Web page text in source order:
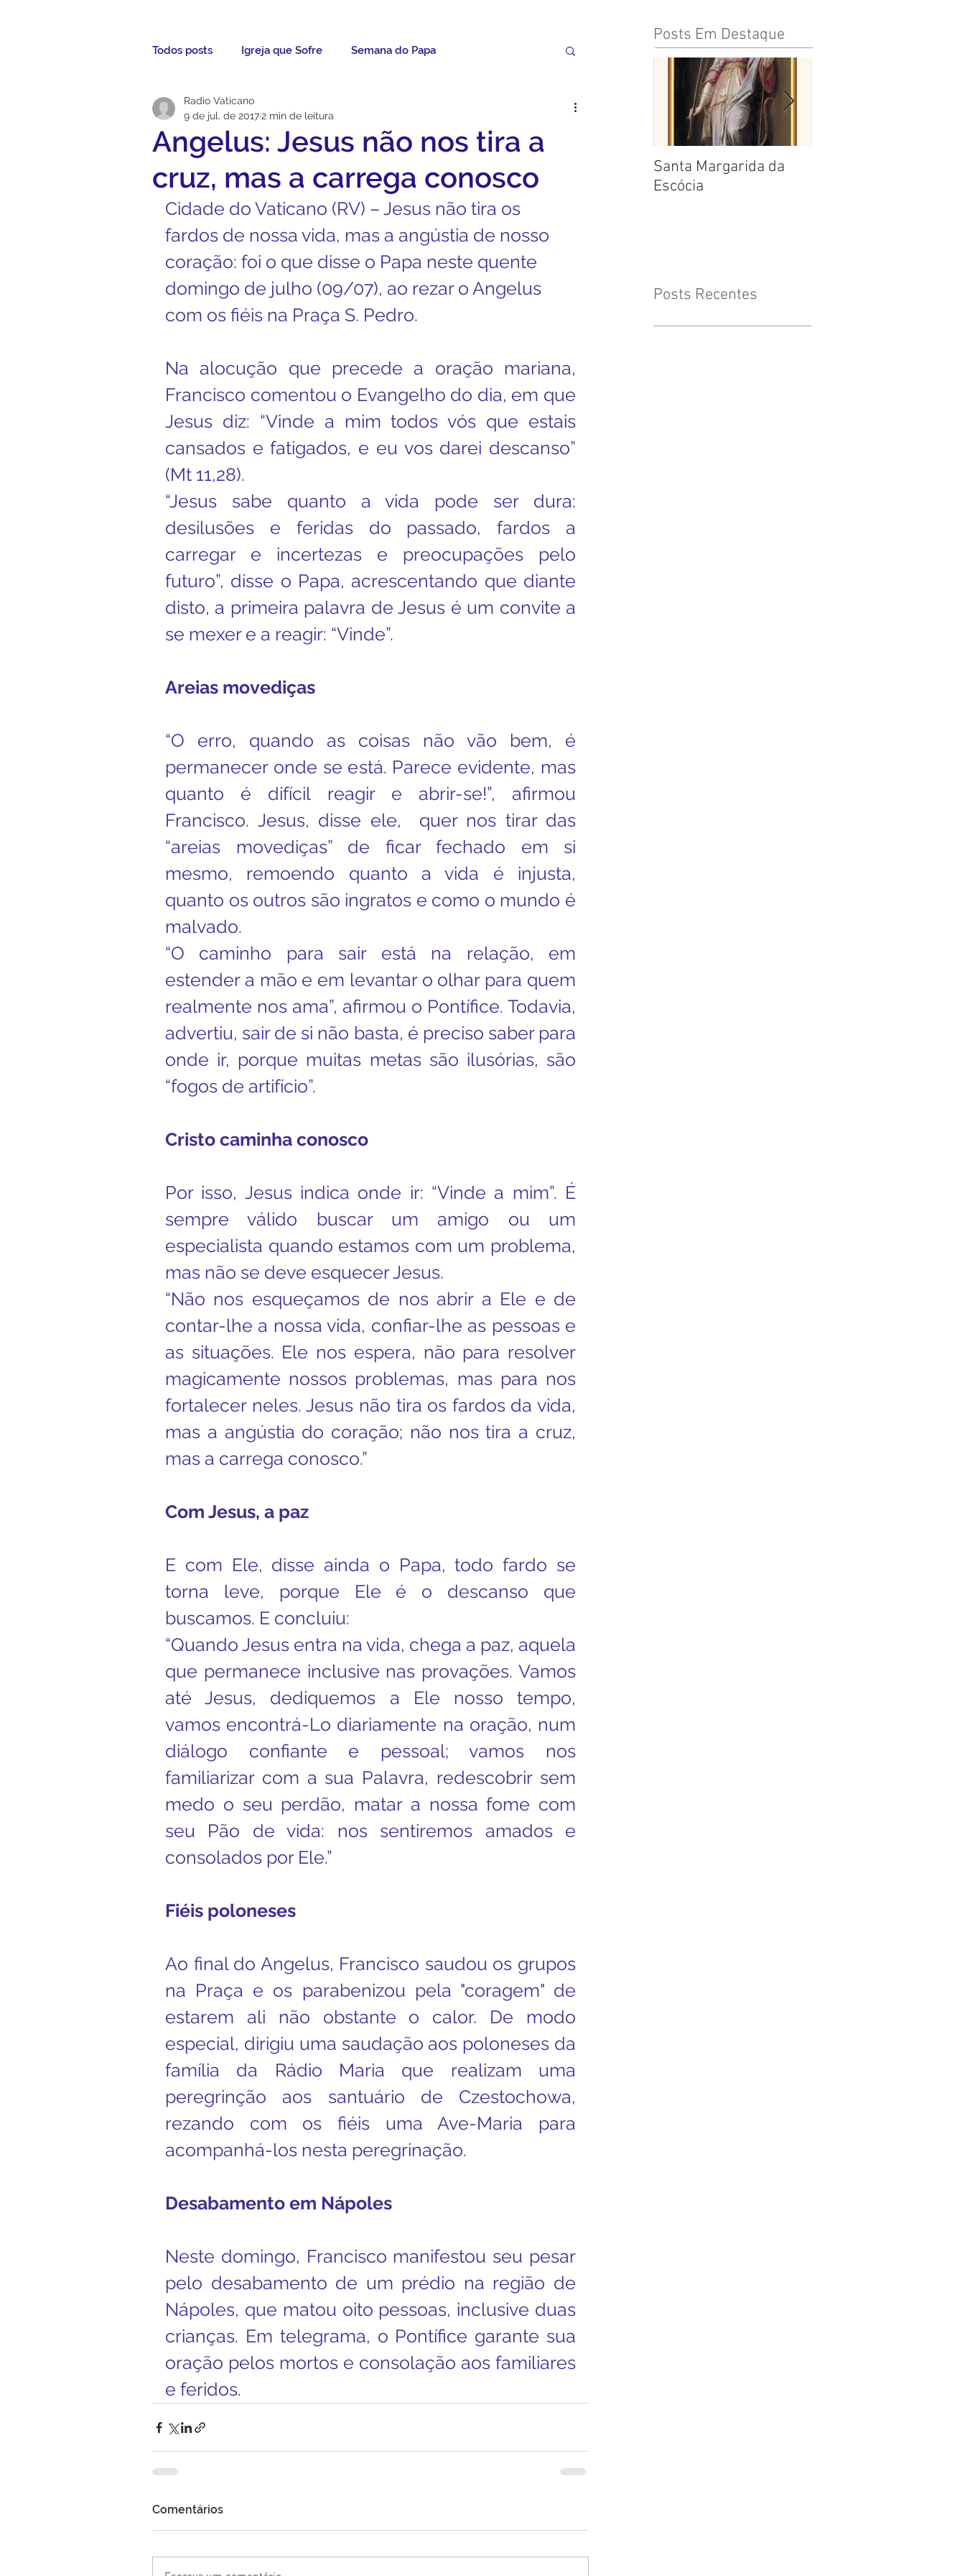
Todos posts Igreja que Sofre Semana do Papa
Mensagem da Semana
Evangelho Aconteceu Video do Papa Boletim
Confissão Padre Bruno Avisos 2 Crítica Cinema
Turismo Cifras Padre Godofredo Padre Mottinha
Interno Igreja Eventos
Angelus: Jesus não nos tira a
cruz, mas a carrega conosco
Radio Vaticano
9 de jul. de 20172 min de leitura
Cidade do Vaticano (RV) – Jesus não tira os
fardos de nossa vida, mas a angústia de nosso
coração: foi o que disse o Papa neste quente
domingo de julho (09/07), ao rezar o Angelus
com os fiéis na Praça S. Pedro.
Na alocução que precede a oração mariana,
Francisco comentou o Evangelho do dia, em que
Jesus diz: “Vinde a mim todos vós que estais
cansados e fatigados, e eu vos darei descanso”
(Mt 11,28).
“Jesus sabe quanto a vida pode ser dura:
desilusões e feridas do passado, fardos a
carregar e incertezas e preocupações pelo
futuro”, disse o Papa, acrescentando que diante
disto, a primeira palavra de Jesus é um convite a
se mexer e a reagir: “Vinde”.
Areias movediças
“O erro, quando as coisas não vão bem, é
permanecer onde se está. Parece evidente, mas
quanto é difícil reagir e abrir-se!”, afirmou
Francisco. Jesus, disse ele,  quer nos tirar das
“areias movediças” de ficar fechado em si
mesmo, remoendo quanto a vida é injusta,
quanto os outros são ingratos e como o mundo é
malvado.
“O caminho para sair está na relação, em
estender a mão e em levantar o olhar para quem
realmente nos ama”, afirmou o Pontífice. Todavia,
advertiu, sair de si não basta, é preciso saber para
onde ir, porque muitas metas são ilusórias, são
“fogos de artifício”.
Cristo caminha conosco
Por isso, Jesus indica onde ir: “Vinde a mim”. É
sempre válido buscar um amigo ou um
especialista quando estamos com um problema,
mas não se deve esquecer Jesus.
“Não nos esqueçamos de nos abrir a Ele e de
contar-lhe a nossa vida, confiar-lhe as pessoas e
as situações. Ele nos espera, não para resolver
magicamente nossos problemas, mas para nos
fortalecer neles. Jesus não tira os fardos da vida,
mas a angústia do coração; não nos tira a cruz,
mas a carrega conosco.”
Com Jesus, a paz
E com Ele, disse ainda o Papa, todo fardo se
torna leve, porque Ele é o descanso que
buscamos. E concluiu:
“Quando Jesus entra na vida, chega a paz, aquela
que permanece inclusive nas provações. Vamos
até Jesus, dediquemos a Ele nosso tempo,
vamos encontrá-Lo diariamente na oração, num
diálogo confiante e pessoal; vamos nos
familiarizar com a sua Palavra, redescobrir sem
medo o seu perdão, matar a nossa fome com
seu Pão de vida: nos sentiremos amados e
consolados por Ele.”
Fiéis poloneses
Ao final do Angelus, Francisco saudou os grupos
na Praça e os parabenizou pela "coragem" de
estarem ali não obstante o calor. De modo
especial, dirigiu uma saudação aos poloneses da
família da Rádio Maria que realizam uma
peregrinção aos santuário de Czestochowa,
rezando com os fiéis uma Ave-Maria para
acompanhá-los nesta peregrinação.
Desabamento em Nápoles
Neste domingo, Francisco manifestou seu pesar
pelo desabamento de um prédio na região de
Nápoles, que matou oito pessoas, inclusive duas
crianças. Em telegrama, o Pontífice garante sua
oração pelos mortos e consolação aos familiares
e feridos.
Comentários
Posts Em Destaque
Santa Margarida da
Escócia
Posts Recentes